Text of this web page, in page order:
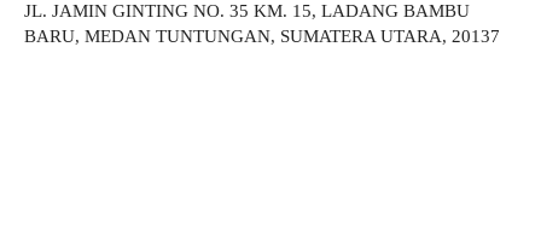
JL. JAMIN GINTING NO. 35 KM. 15, LADANG BAMBU
BARU, MEDAN TUNTUNGAN, SUMATERA UTARA, 20137